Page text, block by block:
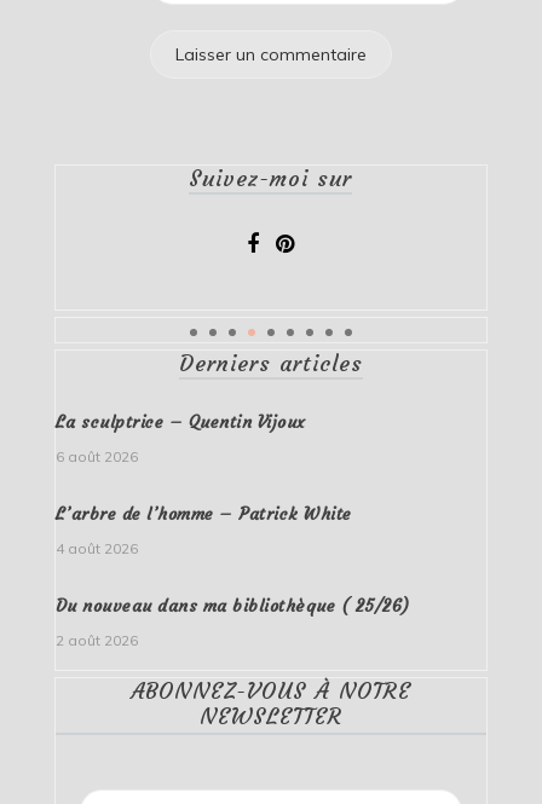
Suivez-moi sur
Derniers articles
La sculptrice – Quentin Vijoux
6 août 2026
L’arbre de l’homme – Patrick White
4 août 2026
Du nouveau dans ma bibliothèque ( 25/26)
2 août 2026
ABONNEZ-VOUS À NOTRE
NEWSLETTER